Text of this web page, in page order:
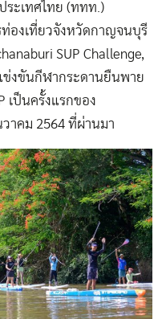
ระเทศไทย (ททท.)
องเที่ยวจังหวัดกาญจนบุรี
SUP Challenge,
ข่งขันกีฬากระดานยืนพาย
เป็นครั้งแรกของ
าคม 2564 ที่ผ่านมา